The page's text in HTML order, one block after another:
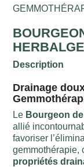
Description
Drainage
Le Bourgeon
allié
favoriser
gemmothérapie,
propriétés